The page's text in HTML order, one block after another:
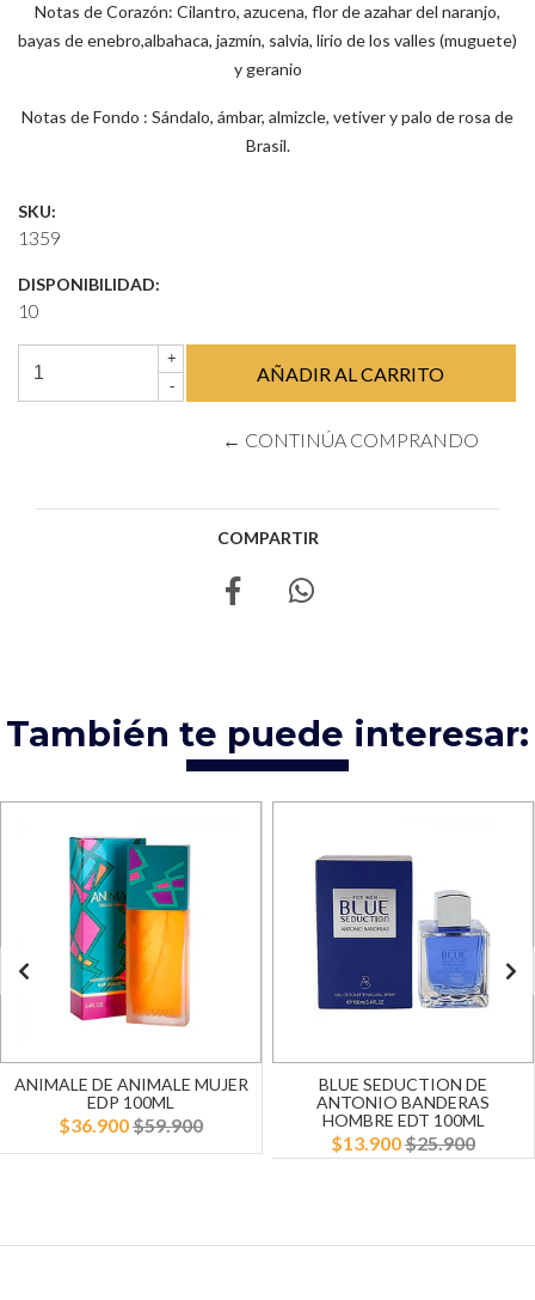
Notas de Corazón: Cilantro, azucena, flor de azahar del naranjo,
bayas de enebro,albahaca, jazmín, salvia, lirio de los valles (muguete)
y geranio
Notas de Fondo : Sándalo, ámbar, almizcle, vetiver y palo de rosa de
Brasil.
SKU:
1359
DISPONIBILIDAD:
10
+
-
← CONTINÚA COMPRANDO
COMPARTIR
También te puede interesar:
ANIMALE DE ANIMALE MUJER
EDP 100ML
$36.900$59.900
BLUE SEDUCTION DE
ANTONIO BANDERAS
HOMBRE EDT 100ML
$13.900$25.900